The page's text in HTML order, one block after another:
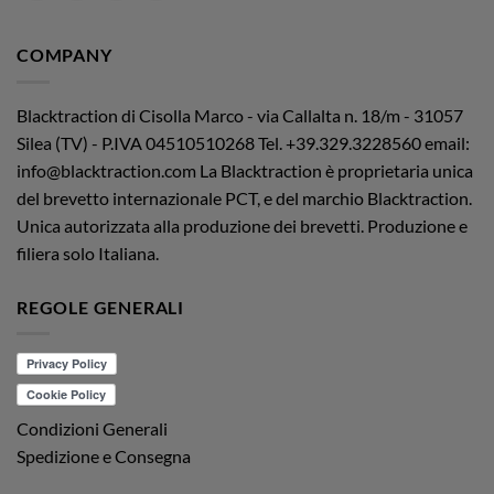
COMPANY
Blacktraction di Cisolla Marco - via Callalta n. 18/m - 31057
Silea (TV) - P.IVA 04510510268Tel. +39.329.3228560 email:
info@blacktraction.com La Blacktraction è proprietaria unica
del brevetto internazionale PCT, e del marchio Blacktraction.
Unica autorizzata alla produzione dei brevetti. Produzione e
filiera solo Italiana.
REGOLE GENERALI
Condizioni Generali
Spedizione e Consegna